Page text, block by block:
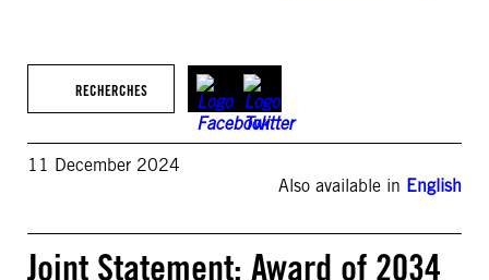
RECHERCHES
11 December 2024
Also available in English
Joint Statement: Award of 2034